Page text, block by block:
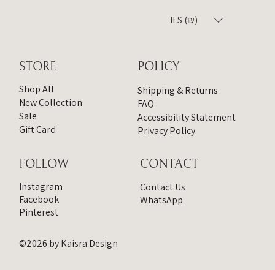
STORE
Shop All
New Collection
Sale
Gift Card
POLICY
Shipping & Returns
FAQ
Accessibility Statement
Privacy Policy
FOLLOW
Instagram
Facebook
Pinterest
©2026 by Kaisra Design
CONTACT
Contact Us
WhatsApp
ILS (₪)